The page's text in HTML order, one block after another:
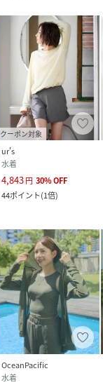
クーポン対象
ur's
水着
4,843円 30%OFF
44ポイント(1倍)
OceanPacific
水着